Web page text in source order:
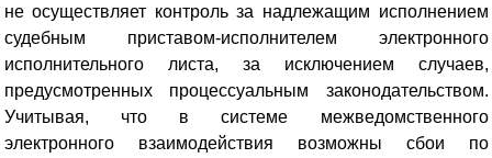
не осуществляет контроль за надлежащим исполнением
судебным приставом-исполнителем электронного
исполнительного листа, за исключением случаев,
предусмотренных процессуальным законодательством.
Учитывая, что в системе межведомственного
электронного взаимодействия возможны сбои по